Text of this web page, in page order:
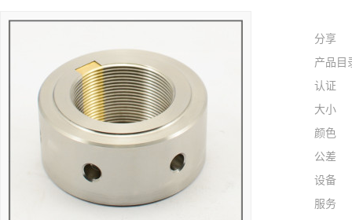
分享
产品目
认证
大小
颜色
公差
设备
服务